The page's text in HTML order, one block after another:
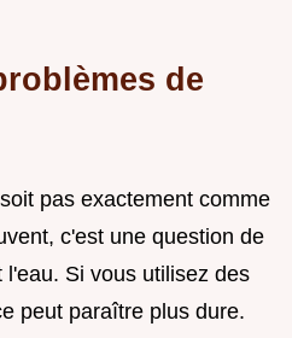
de
pas exactement comme
c'est une question de
Si vous utilisez des
peut paraître plus dure.